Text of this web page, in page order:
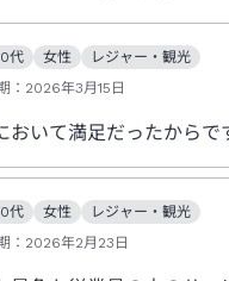
代 女性
レジャー・観光
： 2026年3月15日
おいて満足だったからで
代 女性
レジャー・観光
： 2026年2月23日